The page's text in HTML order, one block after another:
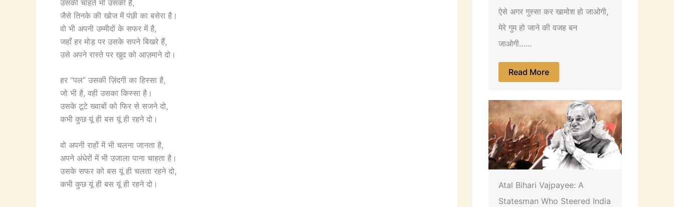
उसकी चाहतें भी उसकी हैं,
जैसे तिनके की खोज में पंछी का बसेरा है।
वो भी अपनी उम्मीदों के सफर में है,
जहाँ हर मोड़ पर उसके सपने बिखरे हैं,
उसे अपने रास्ते पर खुद को आज़माने दो।
हर “पल” उसकी ज़िंदगी का हिस्सा है,
जो भी है, वही उसका किस्सा है।
उसके टूटे ख्वाबों को फिर से सजने दो,
कभी कुछ यूं ही बस यूं ही रहने दो।
वो अपनी राहों में भी चलना जानता है,
अपने अंधेरों में भी उजाला पाना चाहता है।
उसके सफर को बस यूं ही चलता रहने दो,
कभी कुछ यूं ही बस यूं ही रहने दो।
ऐसे अगर गुस्सा कर खामोश हो जाओगी,
मेरे गुम हो जाने की वजह बन
जाओगी…...
Read More
Atal Bihari Vajpayee: A
Statesman Who Steered India